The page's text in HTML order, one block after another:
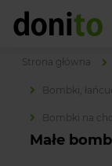
Strona główna
Bombki,
Bombki na
Małe